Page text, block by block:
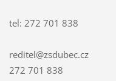
tel: 272 701 838
reditel@zsdubec.cz
272 701 838